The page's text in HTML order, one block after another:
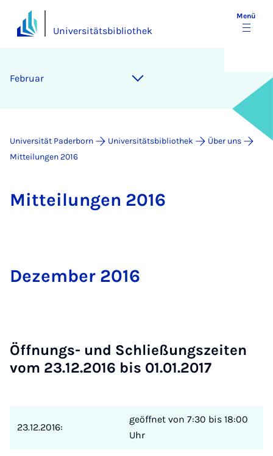
Universitätsbibliothek
Menü
Februar
Universität Paderborn Universitätsbibliothek
Über uns
Mitteilungen 2016
Mit­tei­lun­gen 2016
De­zem­ber 2016
Öff­nungs- und Schlie­ßungs­zei­ten
vom 23.12.2016 bis 01.01.2017
23.12.2016:
geöffnet von 7:30 bis 18:00
Uhr